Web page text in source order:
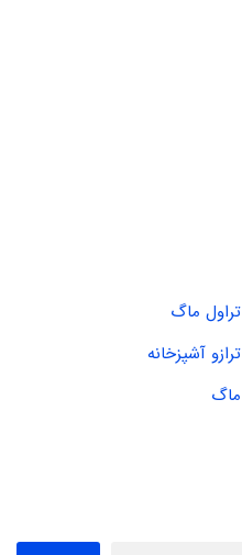
تراول ماگ
ترازو آشپزخانه
ماگ